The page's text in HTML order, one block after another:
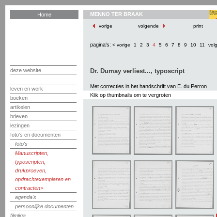
Home
deze website
leven en werk
boeken
artikelen
brieven
lezingen
foto's en documenten
foto's
Manuscripten,
typoscripten,
drukproeven,
opdrachtexemplaren en
contracten
agenda's
persoonlijke documenten
filmliga
MENNO TER BRAAK
vorige volgende print
pagina's: < vorige 1 2 3 4 5 6 7 8 9 10 11
Dr. Dumay verliest..., typoscript
Met correcties in het handschrift van E. du Perron
Klik op thumbnails om te vergroten